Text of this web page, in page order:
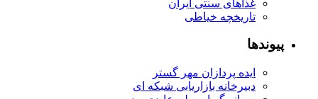
غذاهای سنتی ایران
تاریخچه خیاطی
پیوندها
ایده پردازان مهر گستر
دبیرخانه بازاریابی شبکه ای